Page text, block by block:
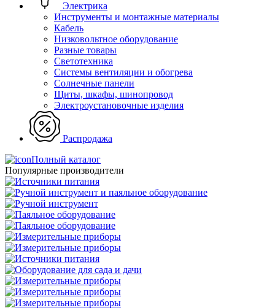
Электрика
Инструменты и монтажные материалы
Кабель
Низковольтное оборудование
Разные товары
Светотехника
Системы вентиляции и обогрева
Солнечные панели
Щиты, шкафы, шинопровод
Электроустановочные изделия
Распродажа
Полный каталог
Популярные производители